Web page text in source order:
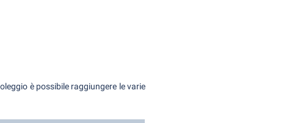
è possibile raggiungere le varie